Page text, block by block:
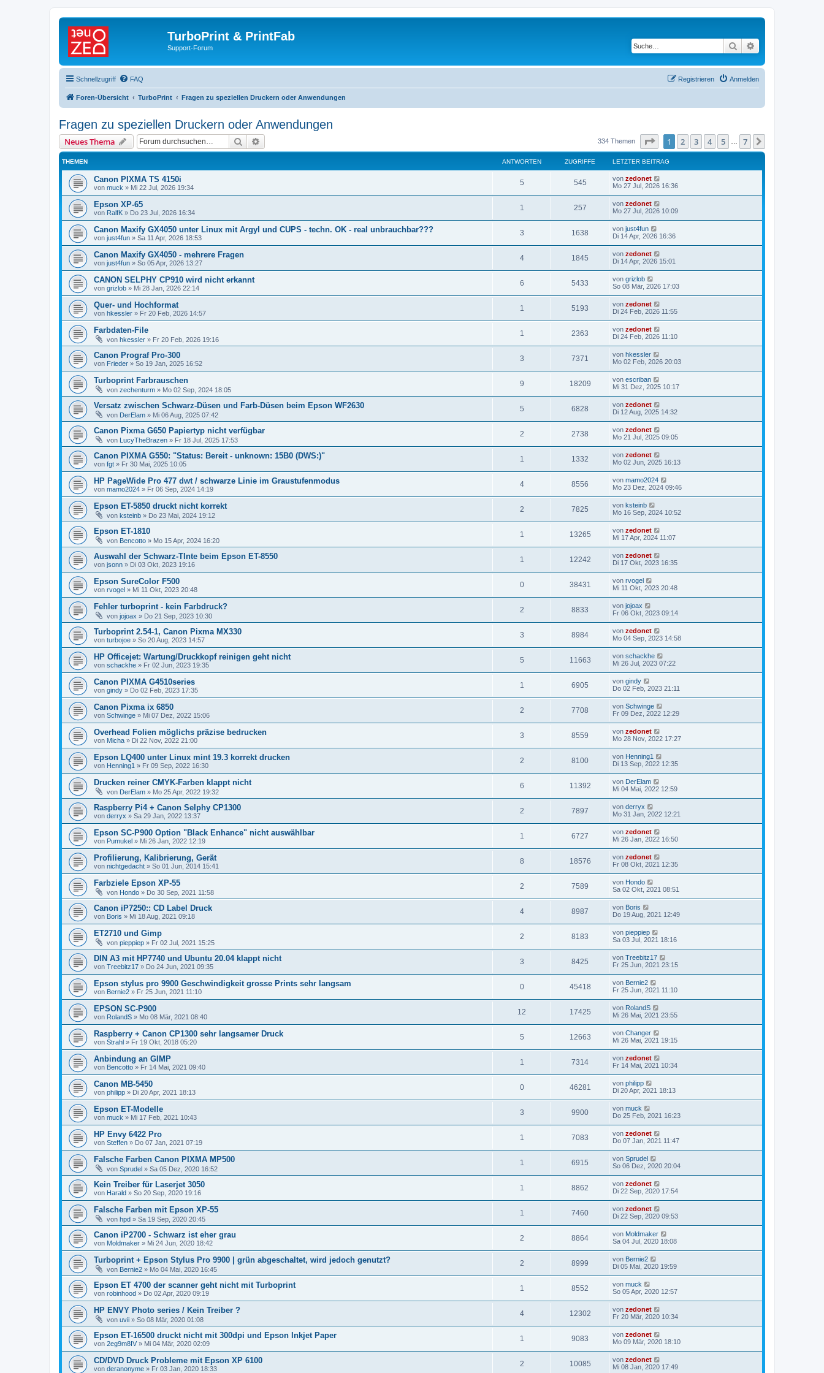
TurboPrint & PrintFab
Support-Forum Suche
Schnellzugriff FAQ Anmelden
Registrieren
Foren-Übersicht TurboPrint Fragen zu speziellen Druckern oder Anwendungen
Fragen zu speziellen Druckern oder Anwendungen
Neues Thema Suche 334 Themen Seite von7
1 2 3 4 5 7
THEMEN ANTWORTEN ZUGRIFFE LETZTER BEITRAG
Canon PIXMA TS 4150i
von muck » Mi 22 Jul, 2026 19:34
5 545 von zedonet
Mo 27 Jul, 2026 16:36
Epson XP-65
von RalfK » Do 23 Jul, 2026 16:34
1 257 von zedonet
Mo 27 Jul, 2026 10:09
Canon Maxify GX4050 unter Linux mit Argyl und CUPS - techn. OK - real unbrauchbar???
von just4fun » Sa 11 Apr, 2026 18:53
3 1638 von just4fun
Di 14 Apr, 2026 16:36
Canon Maxify GX4050 - mehrere Fragen
von just4fun » So 05 Apr, 2026 13:27
4 1845 von zedonet
Di 14 Apr, 2026 15:01
CANON SELPHY CP910 wird nicht erkannt
von grizlob » Mi 28 Jan, 2026 22:14
6 5433 von grizlob
So 08 Mär, 2026 17:03
Quer- und Hochformat
von hkessler » Fr 20 Feb, 2026 14:57
1 5193 von zedonet
Di 24 Feb, 2026 11:55
Farbdaten-File
von hkessler » Fr 20 Feb, 2026 19:16
1 2363 von zedonet
Di 24 Feb, 2026 11:10
Canon Prograf Pro-300
von Frieder » So 19 Jan, 2025 16:52
3 7371 von hkessler
Mo 02 Feb, 2026 20:03
Turboprint Farbrauschen
von zechenturm » Mo 02 Sep, 2024 18:05
9 18209 von escriban
Mi 31 Dez, 2025 10:17
Versatz zwischen Schwarz-Düsen und Farb-Düsen beim Epson WF2630
von DerElam » Mi 06 Aug, 2025 07:42
5 6828 von zedonet
Di 12 Aug, 2025 14:32
Canon Pixma G650 Papiertyp nicht verfügbar
von LucyTheBrazen » Fr 18 Jul, 2025 17:53
2 2738 von zedonet
Mo 21 Jul, 2025 09:05
Canon PIXMA G550: "Status: Bereit - unknown: 15B0 (DWS:)"
von fgt » Fr 30 Mai, 2025 10:05
1 1332 von zedonet
Mo 02 Jun, 2025 16:13
HP PageWide Pro 477 dwt / schwarze Linie im Graustufenmodus
von mamo2024 » Fr 06 Sep, 2024 14:19
4 8556 von mamo2024
Mo 23 Dez, 2024 09:46
Epson ET-5850 druckt nicht korrekt
von ksteinb » Do 23 Mai, 2024 19:12
2 7825 von ksteinb
Mo 16 Sep, 2024 10:52
Epson ET-1810
von Bencotto » Mo 15 Apr, 2024 16:20
1 13265 von zedonet
Mi 17 Apr, 2024 11:07
Auswahl der Schwarz-TInte beim Epson ET-8550
von jsonn » Di 03 Okt, 2023 19:16
1 12242 von zedonet
Di 17 Okt, 2023 16:35
Epson SureColor F500
von rvogel » Mi 11 Okt, 2023 20:48
0 38431 von rvogel
Mi 11 Okt, 2023 20:48
Fehler turboprint - kein Farbdruck?
von jojoax » Do 21 Sep, 2023 10:30
2 8833 von jojoax
Fr 06 Okt, 2023 09:14
Turboprint 2.54-1, Canon Pixma MX330
von turbojoe » So 20 Aug, 2023 14:57
3 8984 von zedonet
Mo 04 Sep, 2023 14:58
HP Officejet: Wartung/Druckkopf reinigen geht nicht
von schackhe » Fr 02 Jun, 2023 19:35
5 11663 von schackhe
Mi 26 Jul, 2023 07:22
Canon PIXMA G4510series
von gindy » Do 02 Feb, 2023 17:35
1 6905 von gindy
Do 02 Feb, 2023 21:11
Canon Pixma ix 6850
von Schwinge » Mi 07 Dez, 2022 15:06
2 7708 von Schwinge
Fr 09 Dez, 2022 12:29
Overhead Folien möglichs präzise bedrucken
von Micha » Di 22 Nov, 2022 21:00
3 8559 von zedonet
Mo 28 Nov, 2022 17:27
Epson LQ400 unter Linux mint 19.3 korrekt drucken
von Henning1 » Fr 09 Sep, 2022 16:30
2 8100 von Henning1
Di 13 Sep, 2022 12:35
Drucken reiner CMYK-Farben klappt nicht
von DerElam » Mo 25 Apr, 2022 19:32
6 11392 von DerElam
Mi 04 Mai, 2022 12:59
Raspberry Pi4 + Canon Selphy CP1300
von derryx » Sa 29 Jan, 2022 13:37
2 7897 von derryx
Mo 31 Jan, 2022 12:21
Epson SC-P900 Option "Black Enhance" nicht auswählbar
von Pumukel » Mi 26 Jan, 2022 12:19
1 6727 von zedonet
Mi 26 Jan, 2022 16:50
Profilierung, Kalibrierung, Gerät
von nichtgedacht » So 01 Jun, 2014 15:41
8 18576 von zedonet
Fr 08 Okt, 2021 12:35
Farbziele Epson XP-55
von Hondo » Do 30 Sep, 2021 11:58
2 7589 von Hondo
Sa 02 Okt, 2021 08:51
Canon iP7250:: CD Label Druck
von Boris » Mi 18 Aug, 2021 09:18
4 8987 von Boris
Do 19 Aug, 2021 12:49
ET2710 und Gimp
von pieppiep » Fr 02 Jul, 2021 15:25
2 8183 von pieppiep
Sa 03 Jul, 2021 18:16
DIN A3 mit HP7740 und Ubuntu 20.04 klappt nicht
von Treebitz17 » Do 24 Jun, 2021 09:35
3 8425 von Treebitz17
Fr 25 Jun, 2021 23:15
Epson stylus pro 9900 Geschwindigkeit grosse Prints sehr langsam
von Bernie2 » Fr 25 Jun, 2021 11:10
0 45418 von Bernie2
Fr 25 Jun, 2021 11:10
EPSON SC-P900
von RolandS » Mo 08 Mär, 2021 08:40
12 17425 von RolandS
Mi 26 Mai, 2021 23:55
Raspberry + Canon CP1300 sehr langsamer Druck
von Strahl » Fr 19 Okt, 2018 05:20
5 12663 von Changer
Mi 26 Mai, 2021 19:15
Anbindung an GIMP
von Bencotto » Fr 14 Mai, 2021 09:40
1 7314 von zedonet
Fr 14 Mai, 2021 10:34
Canon MB-5450
von philipp » Di 20 Apr, 2021 18:13
0 46281 von philipp
Di 20 Apr, 2021 18:13
Epson ET-Modelle
von muck » Mi 17 Feb, 2021 10:43
3 9900 von muck
Do 25 Feb, 2021 16:23
HP Envy 6422 Pro
von Steffen » Do 07 Jan, 2021 07:19
1 7083 von zedonet
Do 07 Jan, 2021 11:47
Falsche Farben Canon PIXMA MP500
von Sprudel » Sa 05 Dez, 2020 16:52
1 6915 von Sprudel
So 06 Dez, 2020 20:04
Kein Treiber für Laserjet 3050
von Harald » So 20 Sep, 2020 19:16
1 8862 von zedonet
Di 22 Sep, 2020 17:54
Falsche Farben mit Epson XP-55
von hpd » Sa 19 Sep, 2020 20:45
1 7460 von zedonet
Di 22 Sep, 2020 09:53
Canon iP2700 - Schwarz ist eher grau
von Moldmaker » Mi 24 Jun, 2020 18:42
2 8864 von Moldmaker
Sa 04 Jul, 2020 18:08
Turboprint + Epson Stylus Pro 9900 | grün abgeschaltet, wird jedoch genutzt?
von Bernie2 » Mo 04 Mai, 2020 16:45
2 8999 von Bernie2
Di 05 Mai, 2020 19:59
Epson ET 4700 der scanner geht nicht mit Turboprint
von robinhood » Do 02 Apr, 2020 09:19
1 8552 von muck
So 05 Apr, 2020 12:57
HP ENVY Photo series / Kein Treiber ?
von uvii » So 08 Mär, 2020 01:08
4 12302 von zedonet
Fr 20 Mär, 2020 10:34
Epson ET-16500 druckt nicht mit 300dpi und Epson Inkjet Paper
von 2eg9m8IV » Mi 04 Mär, 2020 02:09
1 9083 von zedonet
Mo 09 Mär, 2020 18:10
CD/DVD Druck Probleme mit Epson XP 6100
von deranonyme » Fr 03 Jan, 2020 18:33
2 10085 von zedonet
Mi 08 Jan, 2020 17:49